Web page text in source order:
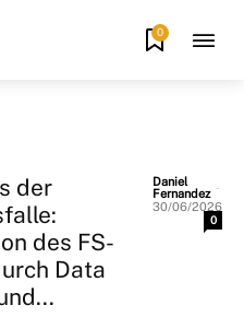
0
der
des FS-
Data
Daniel
Fernandez -
30/06/2026
0